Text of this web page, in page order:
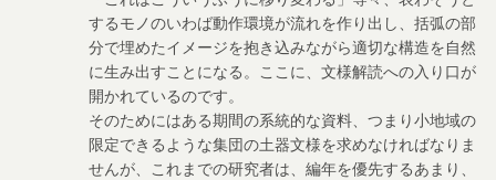
するモノのいわば動作環境が流れを作り出し、括弧の部
分で埋めたイメージを抱き込みながら適切な構造を自然
に生み出すことになる。ここに、文様解読への入り口が
開かれているのです。
そのためにはある期間の系統的な資料、つまり小地域の
限定できるような集団の土器文様を求めなければなりま
せんが、これまでの研究者は、編年を優先するあまり、